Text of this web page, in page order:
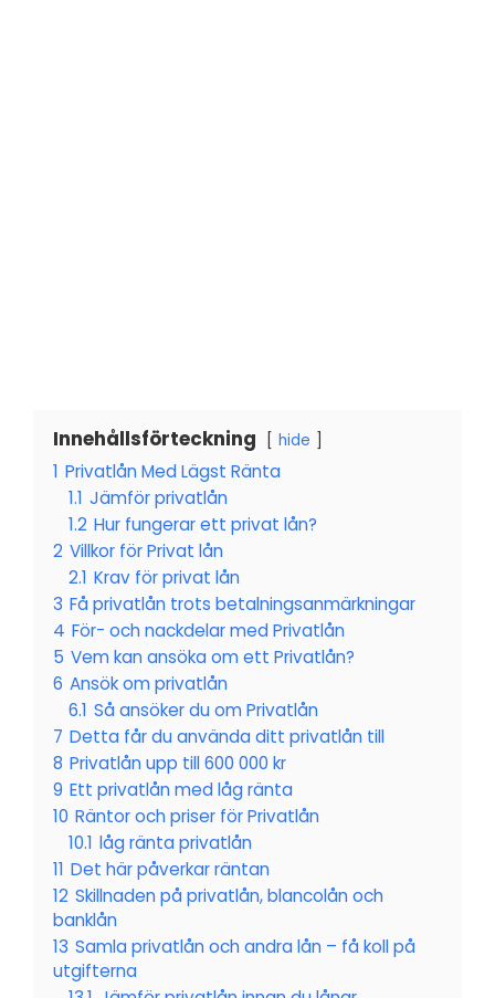
Innehållsförteckning hide
1 Privatlån Med Lägst Ränta
1.1 Jämför privatlån
1.2 Hur fungerar ett privat lån?
2 Villkor för Privat lån
2.1 Krav för privat lån
3 Få privatlån trots betalningsanmärkningar
4 För- och nackdelar med Privatlån
5 Vem kan ansöka om ett Privatlån?
6 Ansök om privatlån
6.1 Så ansöker du om Privatlån
7 Detta får du använda ditt privatlån till
8 Privatlån upp till 600 000 kr
9 Ett privatlån med låg ränta
10 Räntor och priser för Privatlån
10.1 låg ränta privatlån
11 Det här påverkar räntan
12 Skillnaden på privatlån, blancolån och
banklån
13 Samla privatlån och andra lån – få koll på
utgifterna